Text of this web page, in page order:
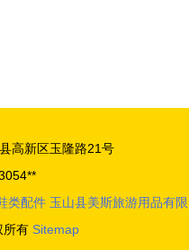
高新区玉隆路21号
类配件 玉山县美斯旅游用品有限
所有 Sitemap